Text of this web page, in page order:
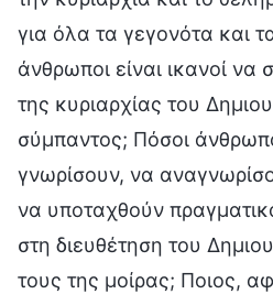
για όλα τα γεγονότα και
άνθρωποι είναι ικανοί
της κυριαρχίας του
σύμπαντος; Πόσοι
γνωρίσουν, να
να υποταχθούν
στη διευθέτηση του
τους της μοίρας; Ποιος,